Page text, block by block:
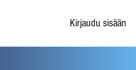
Kirjaudu sisään